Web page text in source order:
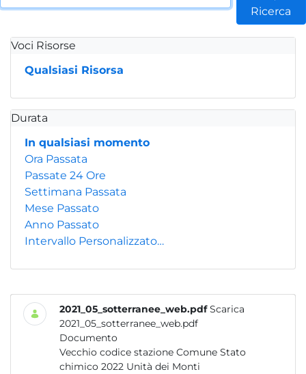
Ricerca
Voci Risorse
Qualsiasi Risorsa
Durata
In qualsiasi momento
Ora Passata
Passate 24 Ore
Settimana Passata
Mese Passato
Anno Passato
Intervallo Personalizzato…
2021_05_sotterranee_web.pdf Scarica
2021_05_sotterranee_web.pdf
Documento
Vecchio codice stazione Comune Stato
chimico 2022 Unità dei Monti